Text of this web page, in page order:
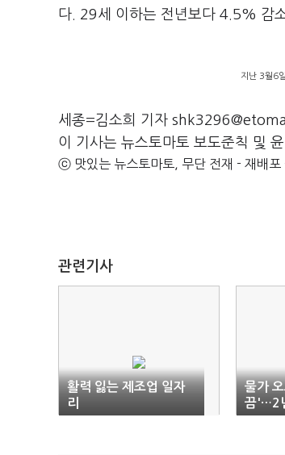
다. 29세 이하는 전년보다 4.5% 감
지난 3월6
세종=김소희 기자
이 기사는 뉴스토마토 보도준칙 및
ⓒ 맛있는 뉴스토마토, 무단 전재 - 재배포
관련기사
활력 잃는 제조업 일자
리
물가
끔'…2
감소